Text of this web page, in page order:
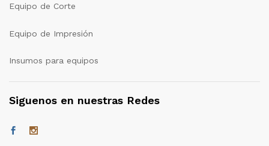
Equipo de Corte
Equipo de Impresión
Insumos para equipos
Siguenos en nuestras Redes